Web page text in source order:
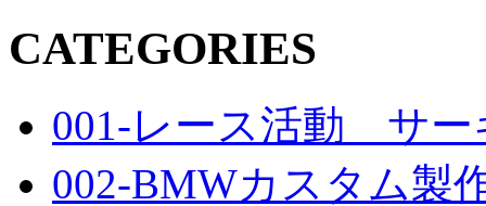
CATEGORIES
001-レース活動 サー
002-BMWカスタム製